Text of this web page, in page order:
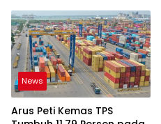
News
Arus Peti Kemas TPS